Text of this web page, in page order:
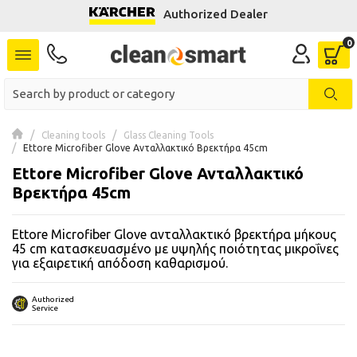
Authorized Dealer
Cleaning tools
Glass Cleaning Tools
Ettore Microfiber Glove Ανταλλακτικό Βρεκτήρα 45cm
Ettore Microfiber Glove Ανταλλακτικό
Βρεκτήρα 45cm
Ettore Microfiber Glove ανταλλακτικό βρεκτήρα μήκους
45 cm κατασκευασμένο με υψηλής ποιότητας μικροΐνες
για εξαιρετική απόδοση καθαρισμού.
Authorized
Service